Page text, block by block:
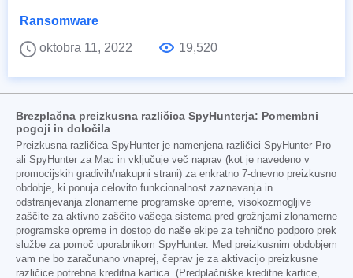
Ransomware
oktobra 11, 2022
19,520
Brezplačna preizkusna različica SpyHunterja: Pomembni
pogoji in določila
Preizkusna različica SpyHunter je namenjena različici SpyHunter Pro
ali SpyHunter za Mac in vključuje več naprav (kot je navedeno v
promocijskih gradivih/nakupni strani) za enkratno 7-dnevno preizkusno
obdobje, ki ponuja celovito funkcionalnost zaznavanja in
odstranjevanja zlonamerne programske opreme, visokozmogljive
zaščite za aktivno zaščito vašega sistema pred grožnjami zlonamerne
programske opreme in dostop do naše ekipe za tehnično podporo prek
službe za pomoč uporabnikom SpyHunter. Med preizkusnim obdobjem
vam ne bo zaračunano vnaprej, čeprav je za aktivacijo preizkusne
različice potrebna kreditna kartica. (Predplačniške kreditne kartice,